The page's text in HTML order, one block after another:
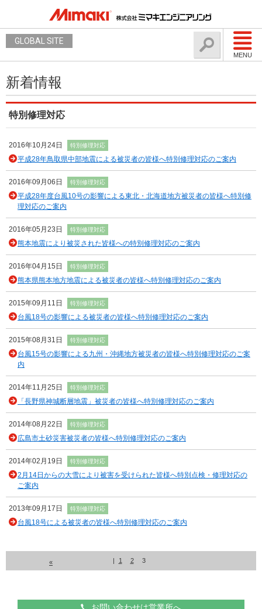
MENU
GLOBAL SITE
新着情報
特別修理対応
2016年10月24日 特別修理対応
平成28年鳥取県中部地震による被災者の皆様へ特別修理対応のご案内
2016年09月06日 特別修理対応
平成28年度台風10号の影響による東北・北海道地方被災者の皆様へ特別修
理対応のご案内
2016年05月23日 特別修理対応
熊本地震により被災された皆様への特別修理対応のご案内
2016年04月15日 特別修理対応
熊本県熊本地方地震による被災者の皆様へ特別修理対応のご案内
2015年09月11日 特別修理対応
台風18号の影響による被災者の皆様へ特別修理対応のご案内
2015年08月31日 特別修理対応
台風15号の影響による九州・沖縄地方被災者の皆様へ特別修理対応のご案
内
2014年11月25日 特別修理対応
「長野県神城断層地震」被災者の皆様へ特別修理対応のご案内
2014年08月22日 特別修理対応
広島市土砂災害被災者の皆様へ特別修理対応のご案内
2014年02月19日 特別修理対応
2月14日からの大雪により被害を受けられた皆様へ特別点検・修理対応の
ご案内
2013年09月17日 特別修理対応
台風18号による被災者の皆様へ特別修理対応のご案内
« | 1 2 3